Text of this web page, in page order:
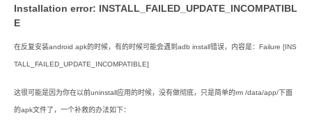
Installation error: INSTALL_FAILED_UPDATE_INCOMPATIBL
E
在反复安装android apk的时候，有的时候可能会遇到adb install错误，内容是：Failure [INS
TALL_FAILED_UPDATE_INCOMPATIBLE]
这很可能是因为你在以前uninstall应用的时候，没有做彻底，只是简单的rm /data/app/下面
的apk文件了，一个补救的办法如下：